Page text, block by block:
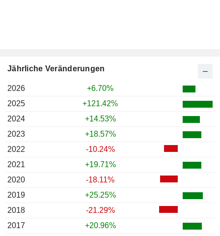
Jährliche Veränderungen
2026
+6.70%
2025
+121.42%
2024
+14.53%
2023
+18.57%
2022
-10.24%
2021
+19.71%
2020
-18.11%
2019
+25.25%
2018
-21.29%
2017
+20.96%